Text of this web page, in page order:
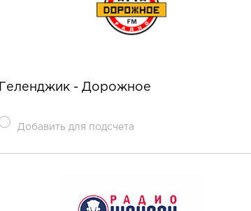
Геленджик - Дорожное
Добавить для подсчета